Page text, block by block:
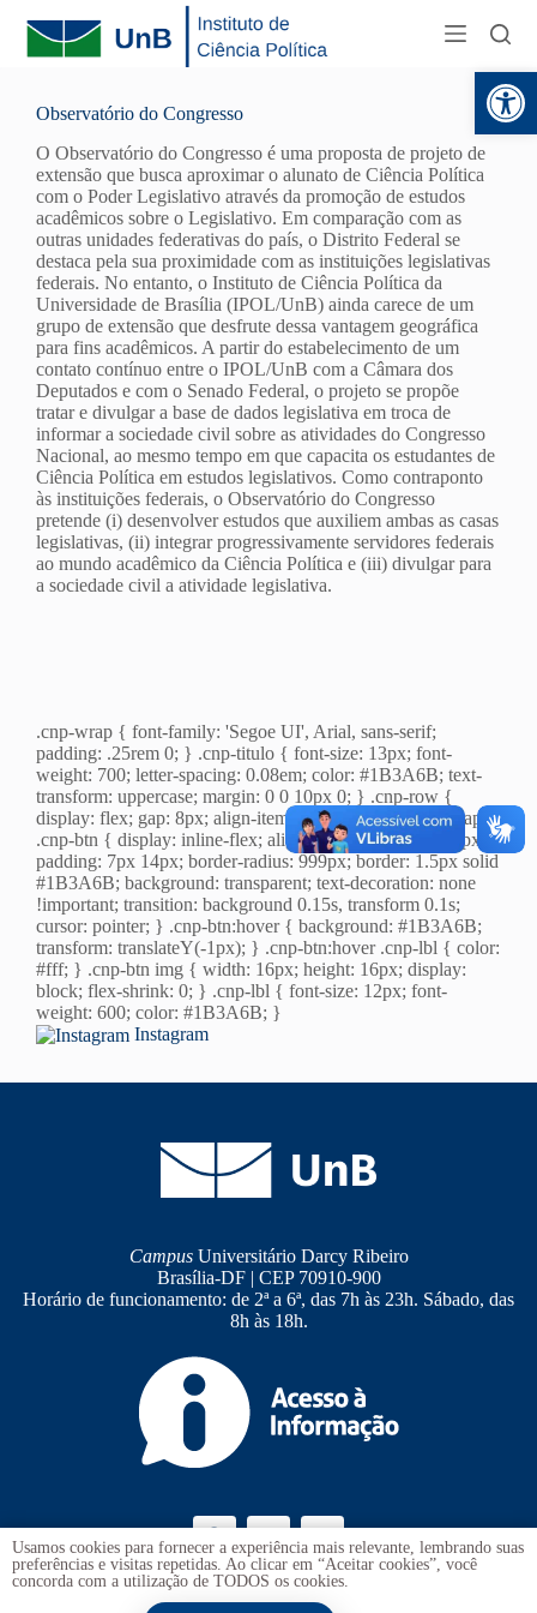
Observatório do Congresso
O Observatório do Congresso é uma proposta de projeto de
extensão que busca aproximar o alunato de Ciência Política
com o Poder Legislativo através da promoção de estudos
acadêmicos sobre o Legislativo. Em comparação com as
outras unidades federativas do país, o Distrito Federal se
destaca pela sua proximidade com as instituições legislativas
federais. No entanto, o Instituto de Ciência Política da
Universidade de Brasília (IPOL/UnB) ainda carece de um
grupo de extensão que desfrute dessa vantagem geográfica
para fins acadêmicos. A partir do estabelecimento de um
contato contínuo entre o IPOL/UnB com a Câmara dos
Deputados e com o Senado Federal, o projeto se propõe
tratar e divulgar a base de dados legislativa em troca de
informar a sociedade civil sobre as atividades do Congresso
Nacional, ao mesmo tempo em que capacita os estudantes de
Ciência Política em estudos legislativos. Como contraponto
às instituições federais, o Observatório do Congresso
pretende (i) desenvolver estudos que auxiliem ambas as casas
legislativas, (ii) integrar progressivamente servidores federais
ao mundo acadêmico da Ciência Política e (iii) divulgar para
a sociedade civil a atividade legislativa.
.cnp-wrap { font-family: 'Segoe UI', Arial, sans-serif;
padding: .25rem 0; } .cnp-titulo { font-size: 13px; font-
weight: 700; letter-spacing: 0.08em; color: #1B3A6B; text-
transform: uppercase; margin: 0 0 10px 0; } .cnp-row {
display: flex; gap: 8px; align-items: center; flex-wrap: wrap; }
.cnp-btn { display: inline-flex; align-items: center; gap: 7px;
padding: 7px 14px; border-radius: 999px; border: 1.5px solid
#1B3A6B; background: transparent; text-decoration: none
!important; transition: background 0.15s, transform 0.1s;
cursor: pointer; } .cnp-btn:hover { background: #1B3A6B;
transform: translateY(-1px); } .cnp-btn:hover .cnp-lbl { color:
#fff; } .cnp-btn img { width: 16px; height: 16px; display:
block; flex-shrink: 0; } .cnp-lbl { font-size: 12px; font-
weight: 600; color: #1B3A6B; }
Instagram
CampusUniversitário Darcy Ribeiro
Brasília-DF | CEP 70910-900
Horário de funcionamento: de 2ª a 6ª, das 7h às 23h. Sábado, das
8h às 18h.
Ouvidoria UnB
Usamos cookies para fornecer a experiência mais relevante, lembrando suas
preferências e visitas repetidas. Ao clicar em “Aceitar cookies”, você
concorda com a utilização de TODOS os cookies.